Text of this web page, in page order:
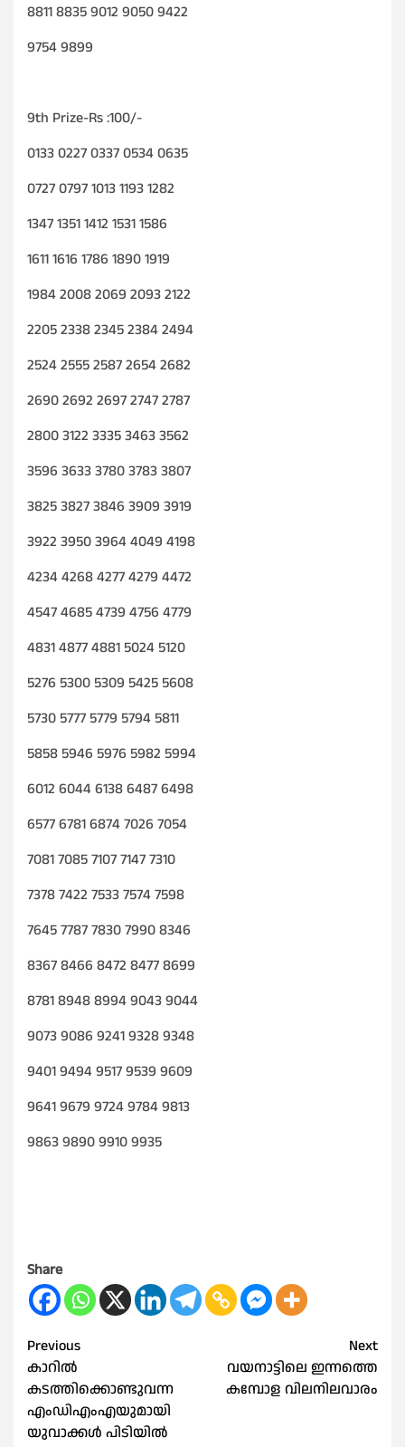
8811 8835 9012 9050 9422
9754 9899
9th Prize-Rs :100/-
0133 0227 0337 0534 0635
0727 0797 1013 1193 1282
1347 1351 1412 1531 1586
1611 1616 1786 1890 1919
1984 2008 2069 2093 2122
2205 2338 2345 2384 2494
2524 2555 2587 2654 2682
2690 2692 2697 2747 2787
2800 3122 3335 3463 3562
3596 3633 3780 3783 3807
3825 3827 3846 3909 3919
3922 3950 3964 4049 4198
4234 4268 4277 4279 4472
4547 4685 4739 4756 4779
4831 4877 4881 5024 5120
5276 5300 5309 5425 5608
5730 5777 5779 5794 5811
5858 5946 5976 5982 5994
6012 6044 6138 6487 6498
6577 6781 6874 7026 7054
7081 7085 7107 7147 7310
7378 7422 7533 7574 7598
7645 7787 7830 7990 8346
8367 8466 8472 8477 8699
8781 8948 8994 9043 9044
9073 9086 9241 9328 9348
9401 9494 9517 9539 9609
9641 9679 9724 9784 9813
9863 9890 9910 9935
Share
Post
navigation
Previous
കാറിൽ
കടത്തിക്കൊണ്ടുവന്ന
എംഡിഎംഎയുമായി
യുവാക്കൾ പിടിയില്‍
Next
വയനാട്ടിലെ ഇന്നത്തെ
കമ്പോള വിലനിലവാരം